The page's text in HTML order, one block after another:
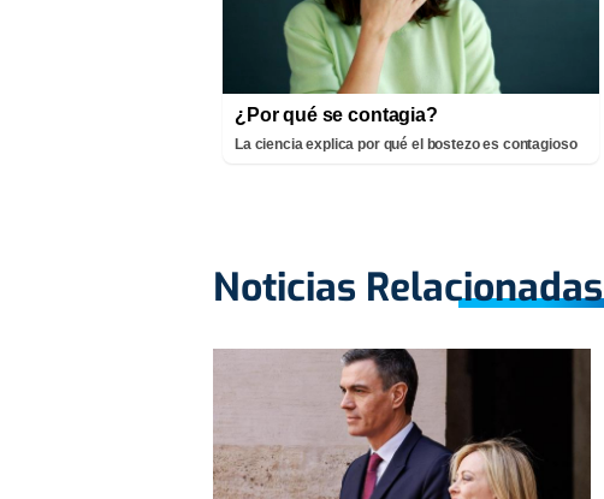
¿Por qué se contagia?
La ciencia explica por qué el bostezo es contagioso
Noticias Relacionadas